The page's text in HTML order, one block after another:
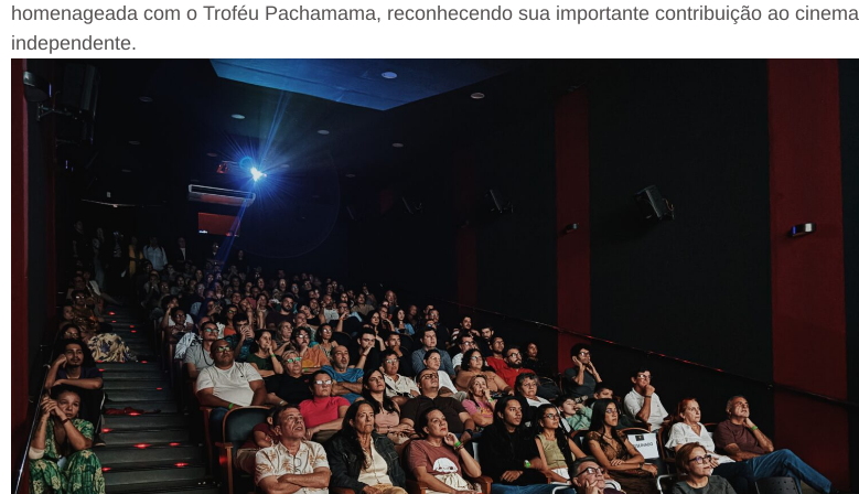
homenageada com o Troféu Pachamama, reconhecendo sua importante contribuição ao cinema
independente.